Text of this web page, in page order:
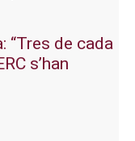
“Tres de cada
s’han